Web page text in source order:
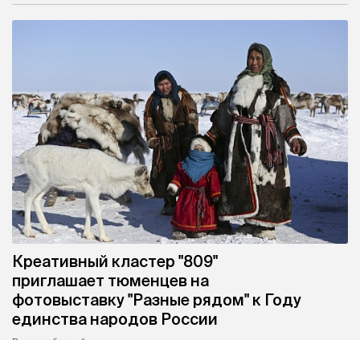
Креативный кластер "809"
приглашает тюменцев на
фотовыставку "Разные рядом" к Году
единства народов России